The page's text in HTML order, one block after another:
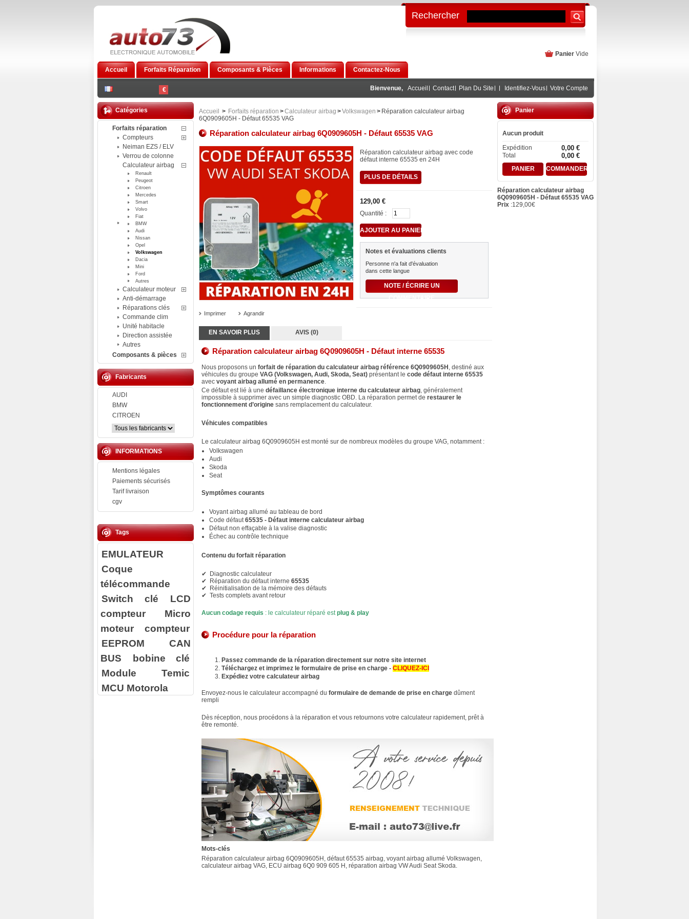
€
Accueil Forfaits Réparation Composants & Pièces Informations Contactez-Nous
Panier Vide
Bienvenue, Accueil Contact Plan Du Site Identifiez-Vous Votre Compte
Rechercher
Catégories
Forfaits réparation
Compteurs
Neiman EZS / ELV
Verrou de colonne
Calculateur airbag
Renault
Peugeot
Citroen
Mercedes
Smart
Volvo
Fiat
BMW
Audi
Nissan
Opel
Volkswagen
Dacia
Mini
Ford
Autres
Calculateur moteur
Anti-démarrage
Réparations clés
Commande clim
Unité habitacle
Direction assistée
Autres
Composants & pièces
Fabricants
AUDI
BMW
CITROEN
INFORMATIONS
Mentions légales
Paiements sécurisés
Tarif livraison
cgv
Tags
EMULATEUR
Coque
télécommande
Switch clé
LCD
compteur
Micro
moteur compteur
EEPROM
CAN
BUS
bobine clé
Module Temic
MCU Motorola
Accueil > Forfaits réparation >Calculateur airbag >Volkswagen > Réparation calculateur airbag
6Q0909605H - Défaut 65535 VAG
Réparation calculateur airbag 6Q0909605H - Défaut 65535 VAG
Imprimer Agrandir
Réparation calculateur airbag avec code
défaut interne 65535 en 24H
PLUS DE DÉTAILS
129,00 €
Quantité :
Notes et évaluations clients
Personne n'a fait d'évaluation
dans cette langue
NOTE / ÉCRIRE UN
COMMENTAIRE
EN SAVOIR PLUS AVIS (0)
Réparation calculateur airbag 6Q0909605H - Défaut interne 65535
Nous proposons un forfait de réparation du calculateur airbag référence 6Q0909605H , destiné aux
véhicules du groupe VAG (Volkswagen, Audi, Skoda, Seat) présentant le code défaut interne 65535
avec voyant airbag allumé en permanence.
Ce défaut est lié à une défaillance électronique interne du calculateur airbag, généralement
impossible à supprimer avec un simple diagnostic OBD. La réparation permet de restaurer le
fonctionnement d’origine sans remplacement du calculateur.
Véhicules compatibles
Le calculateur airbag 6Q0909605H est monté sur de nombreux modèles du groupe VAG, notamment :
Volkswagen
Audi
Skoda
Seat
Symptômes courants
Voyant airbag allumé au tableau de bord
Code défaut65535 - Défaut interne calculateur airbag
Défaut non effaçable à la valise diagnostic
Échec au contrôle technique
Contenu du forfait réparation
✔ Diagnostic calculateur
✔ Réparation du défaut interne 65535
✔ Réinitialisation de la mémoire des défauts
✔ Tests complets avant retour
Aucun codage requis : le calculateur réparé estplug & play
Procédure pour la réparation
Passez commande de la réparation directement sur notre site internet
Téléchargez et imprimez le formulaire de prise en charge - CLIQUEZ-ICI
Expédiez votre calculateur airbag
Envoyez-nous le calculateur accompagné du formulaire de demande de prise en charge dûment
rempli
Dès réception, nous procédons à la réparation et vous retournons votre calculateur rapidement, prêt à
être remonté.
Mots-clés
Réparation calculateur airbag 6Q0909605H, défaut 65535 airbag, voyant airbag allumé Volkswagen,
calculateur airbag VAG, ECU airbag 6Q0 909 605 H, réparation airbag VW Audi Seat Skoda.
Panier
Aucun produit
Expédition
0,00 €
Total 0,00 €
PANIER COMMANDER
Réparation calculateur airbag
6Q0909605H - Défaut 65535 VAG
Prix :129,00€